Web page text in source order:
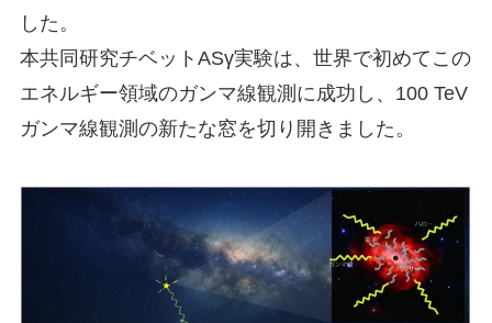
した。
本共同研究チベットASγ実験は、世界で初めてこの
エネルギー領域のガンマ線観測に成功し、100 TeV
ガンマ線観測の新たな窓を切り開きました。